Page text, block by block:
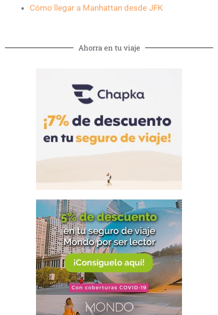
Cómo llegar a Manhattan desde JFK
Ahorra en tu viaje